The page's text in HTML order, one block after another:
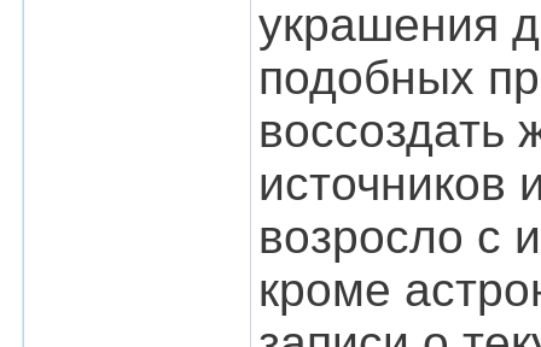
украшения
подобных
воссоздать
источников
возросло с
кроме